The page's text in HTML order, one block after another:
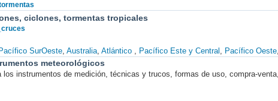
ciclones, tormentas tropicales
Pacífico SurOeste Australia Atlántico Pacífico Este y Central Pacífico Oeste
meteorológicos
los instrumentos de medición, técnicas y trucos, formas de uso, compra-venta,